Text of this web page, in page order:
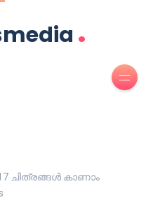
.
ചിത്രങ്ങള്‍ കാണാം